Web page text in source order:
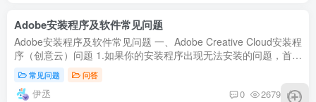
Adobe安装程序及软件常见问题
Adobe安装程序及软件常见问题 一、Adobe Creative Cloud安装程
序（创意云）问题 1.如果你的安装程序出现无法安装的问题，首先
先查看一下你的网络（长城网络） 是无法安装Adobe Creative
Cloud安...
常见问题 问答
伊丞 0 2679 1